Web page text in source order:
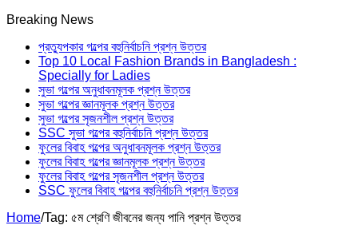
Breaking News
প্রত্যুপকার গল্পের বহুনির্বাচনি প্রশ্ন উত্তর
Top 10 Local Fashion Brands in Bangladesh :
Specially for Ladies
সুভা গল্পের অনুধাবনমূলক প্রশ্ন উত্তর
সুভা গল্পের জ্ঞানমূলক প্রশ্ন উত্তর
সুভা গল্পের সৃজনশীল প্রশ্ন উত্তর
SSC সুভা গল্পের বহুনির্বাচনি প্রশ্ন উত্তর
ফুলের বিবাহ গল্পের অনুধাবনমূলক প্রশ্ন উত্তর
ফুলের বিবাহ গল্পের জ্ঞানমূলক প্রশ্ন উত্তর
ফুলের বিবাহ গল্পের সৃজনশীল প্রশ্ন উত্তর
SSC ফুলের বিবাহ গল্পের বহুনির্বাচনি প্রশ্ন উত্তর
Home/Tag: ৫ম শ্রেণি জীবনের জন্য পানি প্রশ্ন উত্তর